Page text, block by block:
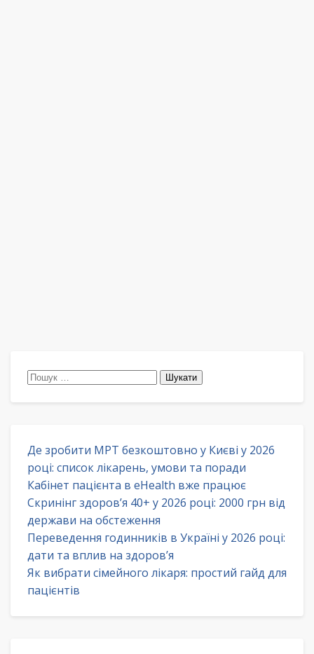
Пошук:
Де зробити МРТ безкоштовно у Києві у 2026
році: список лікарень, умови та поради
Кабінет пацієнта в eHealth вже працює
Скринінг здоров’я 40+ у 2026 році: 2000 грн від
держави на обстеження
Переведення годинників в Україні у 2026 році:
дати та вплив на здоров’я
Як вибрати сімейного лікаря: простий гайд для
пацієнтів